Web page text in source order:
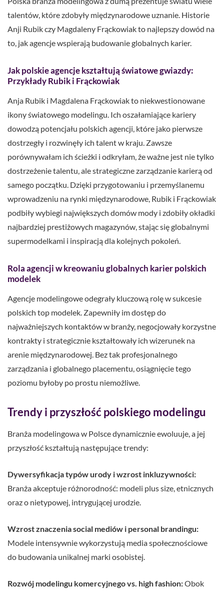
talentów, które zdobyły międzynarodowe uznanie. Historie
Anji Rubik czy Magdaleny Frąckowiak to najlepszy dowód na
to, jak agencje wspierają budowanie globalnych karier.
Jak polskie agencje kształtują światowe gwiazdy:
Przykłady Rubik i Frąckowiak
Anja Rubik i Magdalena Frąckowiak to niekwestionowane
ikony światowego modelingu. Ich oszałamiające kariery
dowodzą potencjału polskich agencji, które jako pierwsze
dostrzegły i rozwinęły ich talent w kraju. Zawsze
porównywałam ich ścieżki i odkryłam, że ważne jest nie tylko
dostrzeżenie talentu, ale strategiczne zarządzanie karierą od
samego początku. Dzięki przygotowaniu i przemyślanemu
wprowadzeniu na rynki międzynarodowe, Rubik i Frąckowiak
podbiły wybiegi największych domów mody i zdobiły okładki
najbardziej prestiżowych magazynów, stając się globalnymi
supermodelkami i inspiracją dla kolejnych pokoleń.
Rola agencji w kreowaniu globalnych karier polskich
modelek
Agencje modelingowe odegrały kluczową rolę w sukcesie
polskich top modelek. Zapewniły im dostęp do
najważniejszych kontaktów w branży, negocjowały korzystne
kontrakty i strategicznie kształtowały ich wizerunek na
arenie międzynarodowej. Bez tak profesjonalnego
zarządzania i globalnego placementu, osiągnięcie tego
poziomu byłoby po prostu niemożliwe.
Trendy i przyszłość polskiego modelingu
Branża modelingowa w Polsce dynamicznie ewoluuje, a jej
przyszłość kształtują następujące trendy:
Dywersyfikacja typów urody i wzrost inkluzywności:
Branża akceptuje różnorodność: modeli plus size, etnicznych
oraz o nietypowej, intrygującej urodzie.
Wzrost znaczenia social mediów i personal brandingu:
Modele intensywnie wykorzystują media społecznościowe
do budowania unikalnej marki osobistej.
Rozwój modelingu komercyjnego vs. high fashion:Obok